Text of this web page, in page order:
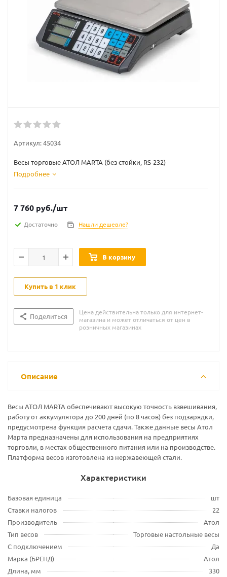
Артикул:45034
Весы торговые АТОЛ MARTA (без стойки, RS-232)
Подробнее
7 760 руб./шт
Достаточно Нашли дешевле?
В корзину
Купить в 1 клик
Поделиться
Цена действительна только для интернет-
магазина и может отличаться от цен в
розничных магазинах
Описание
Весы АТОЛ MARTA обеспечивают высокую точность взвешивания,
работу от аккумулятора до 200 дней (по 8 часов) без подзарядки,
предусмотрена функция расчета сдачи. Также данные весы Атол
Марта предназначены для использования на предприятиях
торговли, в местах общественного питания или на производстве.
Платформа весов изготовлена из нержавеющей стали.
Характеристики
Базовая единица
шт
Ставки налогов
22
Производитель
Атол
Тип весов
Торговые настольные весы
С подключением
Да
Марка (БРЕНД)
Атол
Длина, мм
330